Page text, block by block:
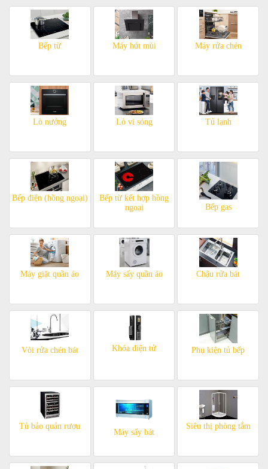
Bếp từ Máy hút mùi Máy rửa chén
Lò nướng Lò vi sóng Tủ lạnh
Bếp điện (hồng ngoại)
Bếp từ kết hợp hồng
ngoại
Bếp gas
Máy giặt quần áo Máy sấy quần áo Chậu rửa bát
Vòi rửa chén bát Khóa điện tử Phụ kiện tủ bếp
Tủ bảo quản rượu
Máy sấy bát
Siêu thị phòng tắm